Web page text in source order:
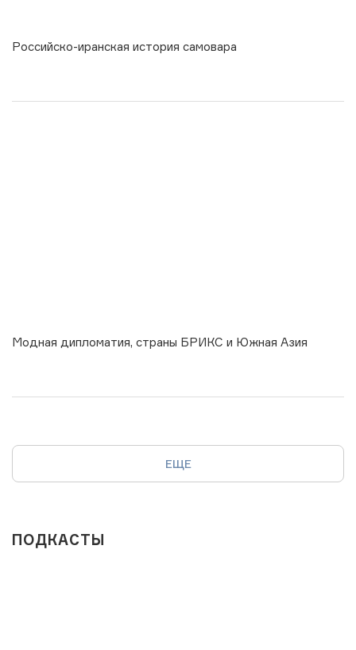
ПОДКАСТЫ
Российско-иранская история самовара
Модная дипломатия, страны БРИКС и Южная Азия
ЕЩЕ